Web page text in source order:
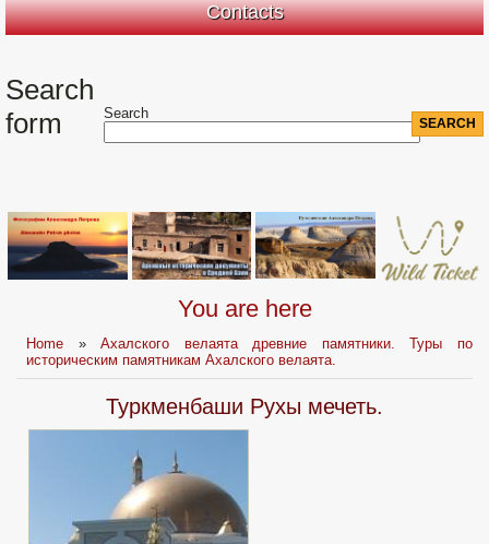
Contacts
Search
form
Search
You are here
Home »Ахалского велаята древние памятники. Туры по
историческим памятникам Ахалского велаята.
Туркменбаши Рухы мечеть.